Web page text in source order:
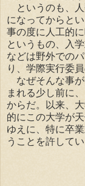
というのも、人
になってからと
事の度に人工的
というもの、入
などは野外での
り、学際実行委
なぜそんな事が
まれる少し前に
からだ。以来、
的にこの大学が
ゆえに、特に卒
うことを許して